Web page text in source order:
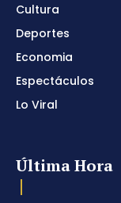
Cultura
Deportes
Economia
Espectáculos
Lo Viral
Última Hora